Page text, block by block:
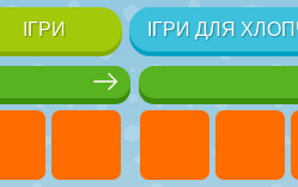
ІГРИ ІГРИ ДЛЯ